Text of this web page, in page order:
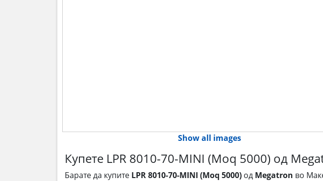
Show all images
Купете LPR 8010-70-MINI (Moq 5000) од
Барате да купите LPR 8010-70-MINI (Moq 5000) од Megatron во